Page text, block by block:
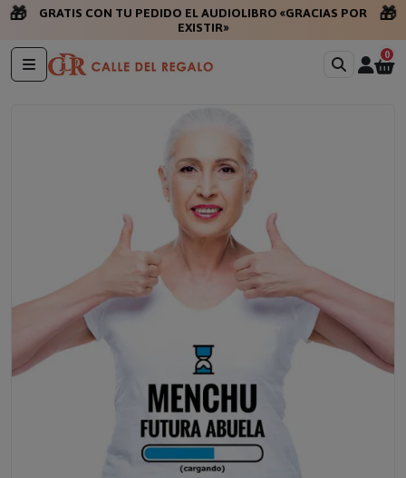
🎁
GRATIS CON TU PEDIDO EL AUDIOLIBRO «GRACIAS POR
EXISTIR»
🎁
0